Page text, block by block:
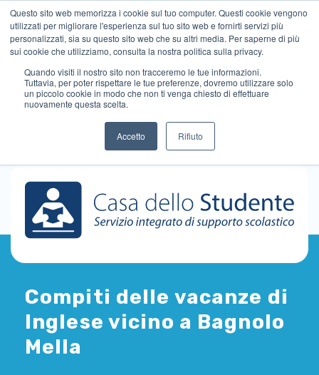
Questo sito web memorizza i cookie sul tuo computer. Questi cookie vengono
utilizzati per migliorare l'esperienza sul tuo sito web e fornirti servizi più
personalizzati, sia su questo sito web che su altri media. Per saperne di più
sui cookie che utilizziamo, consulta la nostra politica sulla privacy.
Quando visiti il ​​nostro sito non tracceremo le tue informazioni.
Tuttavia, per poter rispettare le tue preferenze, dovremo utilizzare solo
un piccolo cookie in modo che non ti venga chiesto di effettuare
nuovamente questa scelta.
Accetto Rifiuto
Compiti delle vacanze di
Inglese vicino a Bagnolo
Mella